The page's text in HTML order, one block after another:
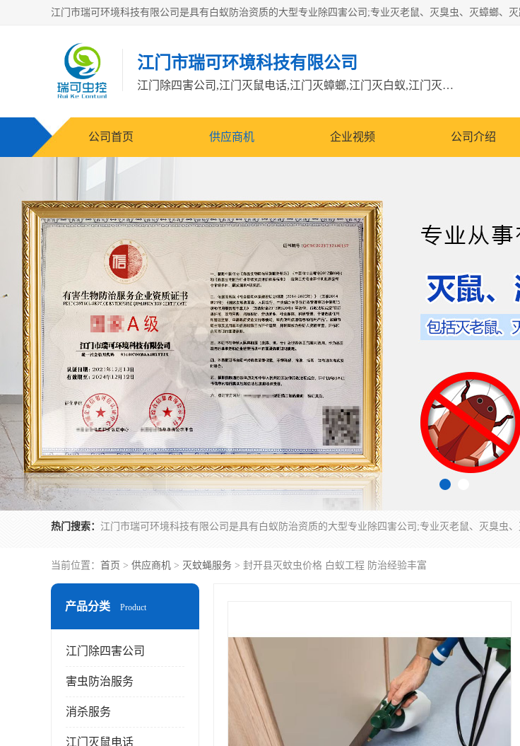
江门市瑞可环境科技有限公司
江门除四害公司,江门灭鼠电话,江门灭蟑螂,江门灭白蚁,江门灭鼠江门
公司首页 供应商机 企业视频 公司介绍
热门搜索：
当前位置： 首页 > 供应商机 > 灭蚊蝇服务 > 封开县灭蚊虫价格 白蚁工程 防治经验丰富
产品分类 Product
江门除四害公司
害虫防治服务
消杀服务
江门灭鼠电话